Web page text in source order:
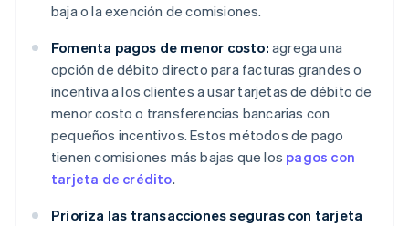
baja o la exención de comisiones.
Fomenta pagos de menor costo: agrega una
opción de débito directo para facturas grandes o
incentiva a los clientes a usar tarjetas de débito de
menor costo o transferencias bancarias con
pequeños incentivos. Estos métodos de pago
tienen comisiones más bajas que los pagos con
tarjeta de crédito.
Prioriza las transacciones seguras con tarjeta